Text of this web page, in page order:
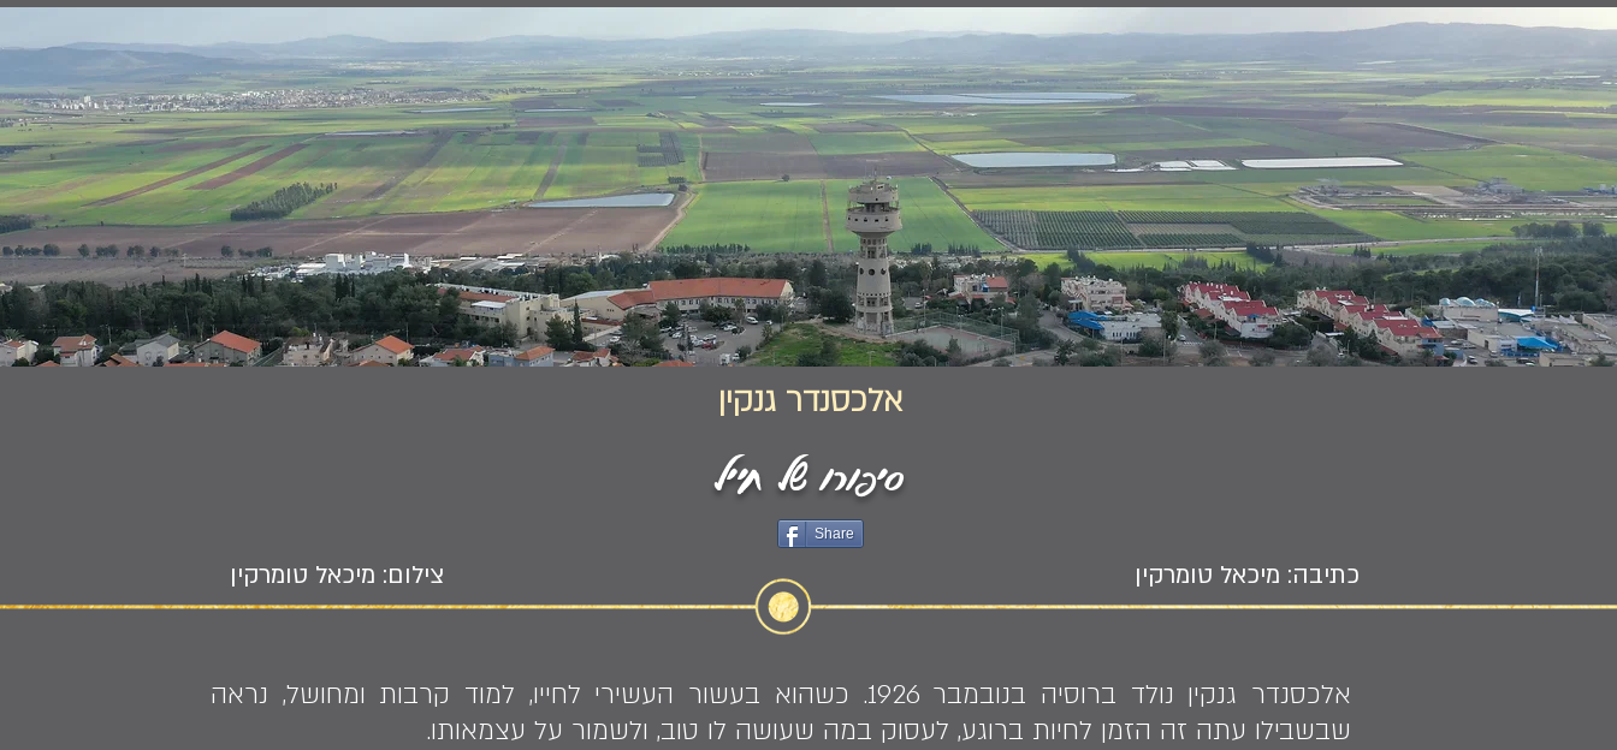
אלכסנדר גנקין
סיפורו של חייל
Share
כתיבה: מיכאל טומרקין צילום: מיכאל טומרקין
אלכסנדר גנקין נולד ברוסיה בנובמבר 1926. כשהוא בעשור העשירי לחייו, למוד קרבות ומחושל, נראה
שבשבילו עתה זה הזמן לחיות ברוגע, לעסוק במה שעושה לו טוב, ולשמור על עצמאותו.